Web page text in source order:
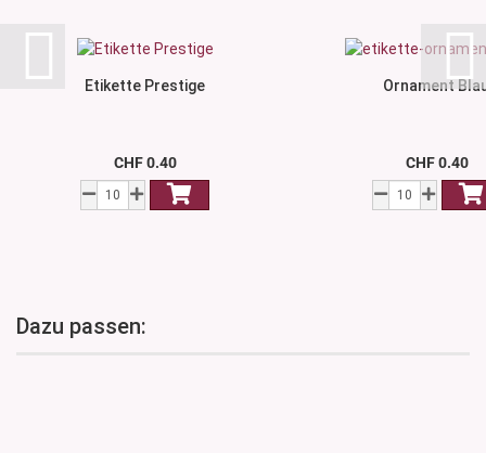
Etikette Prestige
CHF 0.40
Ornament
CHF 0.40
Dazu passen: